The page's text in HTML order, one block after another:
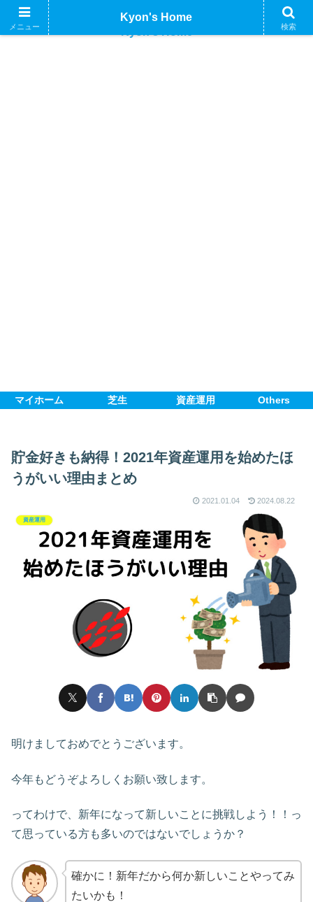
マイホーム 芝生 資産運用 Others
貯金好きも納得！2021年資産運用を始めたほ
うがいい理由まとめ
2021.01.04 2024.08.22
資産運用
明けましておめでとうございます。
今年もどうぞよろしくお願い致します。
ってわけで、新年になって新しいことに挑戦しよう！！っ
て思っている方も多いのではないでしょうか？
確かに！新年だから何か新しいことやってみ
たいかも！
メニュー
Kyon's Home
検索